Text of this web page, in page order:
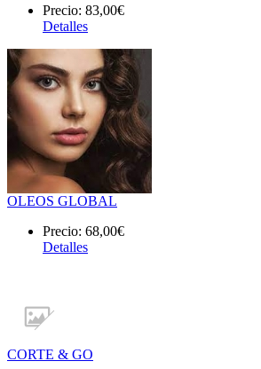
Precio: 83,00€
Detalles
OLEOS GLOBAL
Precio: 68,00€
Detalles
CORTE & GO